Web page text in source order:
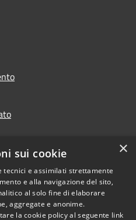
×
sui cookie
tecnici e assimilati strettamente
e alla navigazione del sito,
al solo fine di elaborare
aggregate e anonime.
la cookie policy al seguente link